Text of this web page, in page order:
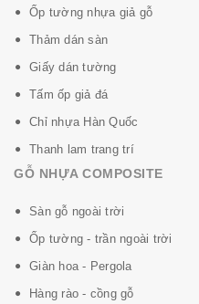
Ốp tường nhựa giả gỗ
Thảm dán sàn
Giấy dán tường
Tấm ốp giả đá
Chỉ nhựa Hàn Quốc
Thanh lam trang trí
GỖ NHỰA COMPOSITE
Sàn gỗ ngoài trời
Ốp tường - trần ngoài trời
Giàn hoa - Pergola
Hàng rào - cồng gỗ